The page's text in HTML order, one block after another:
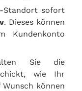
Standort sofort
. Dieses können
Kundenkonto
Sie die
wie Ihr
können